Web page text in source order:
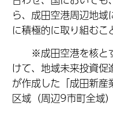
ら、成田空港周辺地
に積極的に取り組むこ
※成田空港を核とす
けて、地域未来投資
が作成した「成田新
区域（周辺9市町全域）